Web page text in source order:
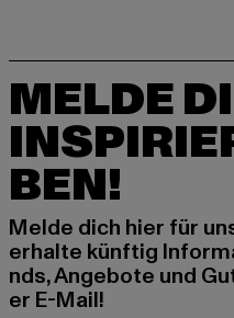
MELDE
BEN!
Melde dich hier für
erhalte künftig
nds, Angebote und
er E-Mail!